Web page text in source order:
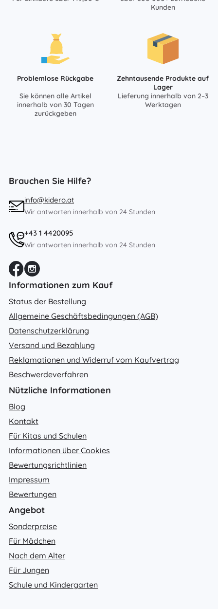
Kunden
Problemlose Rückgabe
Sie können alle Artikel
innerhalb von 30 Tagen
zurückgeben
Zehntausende Produkte auf
Lager
Lieferung innerhalb von 2–3
Werktagen
Brauchen Sie Hilfe?
info@kidero.at
Wir antworten innerhalb von 24 Stunden
+43 1 4420095
Wir antworten innerhalb von 24 Stunden
Informationen zum Kauf
Status der Bestellung
Allgemeine Geschäftsbedingungen (AGB)
Datenschutzerklärung
Versand und Bezahlung
Reklamationen und Widerruf vom Kaufvertrag
Beschwerdeverfahren
Nützliche Informationen
Blog
Kontakt
Für Kitas und Schulen
Informationen über Cookies
Bewertungsrichtlinien
Impressum
Bewertungen
Angebot
Sonderpreise
Für Mädchen
Nach dem Alter
Für Jungen
Schule und Kindergarten